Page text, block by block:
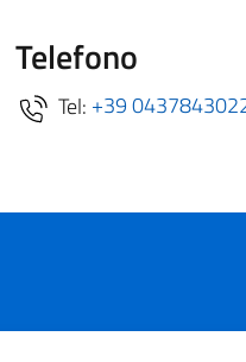
Telefono
Tel: +39